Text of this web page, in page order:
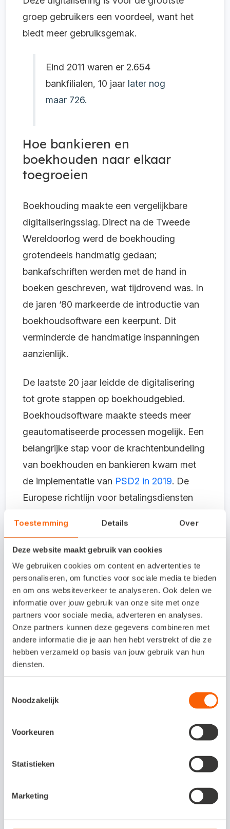
Toestemming Details Over
Deze website maakt gebruik van cookies
We gebruiken cookies om content en advertenties te
personaliseren, om functies voor sociale media te bieden
en om ons websiteverkeer te analyseren. Ook delen we
informatie over jouw gebruik van onze site met onze
partners voor sociale media, adverteren en analyses.
Onze partners kunnen deze gegevens combineren met
andere informatie die je aan hen hebt verstrekt of die ze
hebben verzameld op basis van jouw gebruik van hun
diensten.
Noodzakelijk
Voorkeuren
Statistieken
Marketing
groep gebruikers een voordeel, want het
biedt meer gebruiksgemak.
Eind 2011 waren er 2.654
bankfilialen, 10 jaar later nog
maar 726.
Hoe bankieren en
boekhouden naar elkaar
toegroeien
Boekhouding maakte een vergelijkbare
digitaliseringsslag. Direct na de Tweede
Wereldoorlog werd de boekhouding
grotendeels handmatig gedaan;
bankafschriften werden met de hand in
boeken geschreven, wat tijdrovend was. In
de jaren ‘80 markeerde de introductie van
boekhoudsoftware een keerpunt. Dit
verminderde de handmatige inspanningen
aanzienlijk.
De laatste 20 jaar leidde de digitalisering
tot grote stappen op boekhoudgebied.
Boekhoudsoftware maakte steeds meer
geautomatiseerde processen mogelijk. Een
belangrijke stap voor de krachtenbundeling
van boekhouden en bankieren kwam met
de implementatie van PSD2 in 2019. De
Europese richtlijn voor betalingsdiensten
(zoals leveranciers van boekhoudsoftware)
om toegang te krijgen tot bankgegevens,
mits de klant toestemming geeft.
Boekhouden en bankieren in
één
De werelden van boekhouden en bankieren
groeiden de afgelopen jaren in rap tempo
verder naar elkaar toe. Diverse banken
sommige boekhoudprogramma’s bieden
voordelen. Omdat je niet meer hoeft te
schakelen tussen verschillende applicaties,
zijn de boekhouding én de bankzaken
wanneer het de standaard is dat
boekhouden en bankieren zijn geïntegreerd